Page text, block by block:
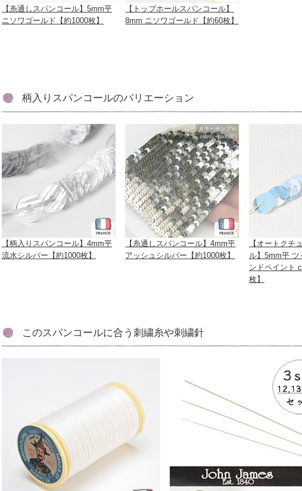
【糸通しスパンコール】5mm平
ニソワゴールド【約1000枚】
【トップホールスパンコール】
8mm ニソワゴールド【約60枚】
柄入りスパンコールのバリエーション
【柄入りスパンコール】4mm平
流水シルバー【約1000枚】
【糸通しスパンコール】4mm平
アッシュシルバー【約1000枚】
【オートクチ
ル】5mm平
ンドペイント
枚】
このスパンコールに合う刺繍糸や刺繍針